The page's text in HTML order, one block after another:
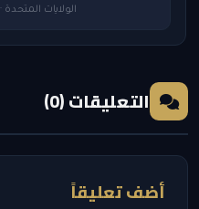
الولايات المتحدة · 2 أغسطس 2026 — 4:50 AM
التعليقات (0)
أضف تعليقاً